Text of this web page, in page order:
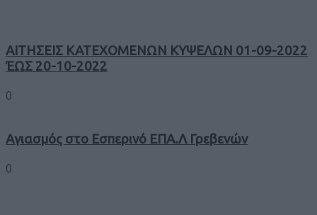
ΑΙΤΗΣΕΙΣ ΚΑΤΕΧΟΜΕΝΩΝ ΚΥΨΕΛΩΝ 01-09-2022
ΈΩΣ 20-10-2022
0
Αγιασμός στο Εσπερινό ΕΠΑ.Λ Γρεβενών
0